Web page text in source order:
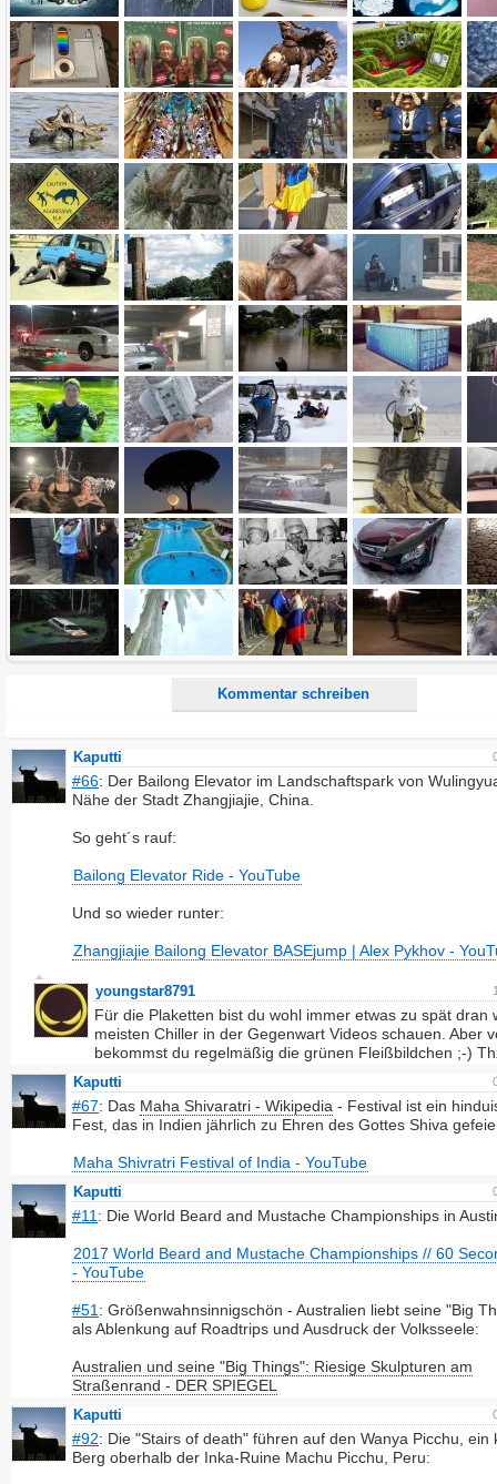
Kommentar schreiben
Name:
E-Mail-Adresse (optional):
Kommentar:
Alle HTML-Tags außer <br>, <strike> und <i> werden aus Deinem Kommentar entfernt.
URLs werden automatisch umgewandelt. Bitte verwende "www." oder "http://" in URLs
Ich möchte eine E-Mail, wenn zu meinem Kommentar Antworten erscheinen.
Ich möchte eine E-Mail, wenn auf dieser Seite weitere Kommentare erscheinen.
Kaputti
#66: Der Bailong Elevator im Landschaftspark von
Nähe der Stadt Zhangjiajie, China.
So geht´s rauf:
Bailong Elevator Ride - YouTube
Und so wieder runter:
Zhangjiajie Bailong Elevator BASEjump | Alex Pykhov -
youngstar8791
Für die Plaketten bist du wohl immer etwas zu spät dran
meisten Chiller in der Gegenwart Videos schauen. Aber
bekommst du regelmäßig die grünen Fleißbildchen ;-)
Kaputti
#67: Das Maha Shivaratri - Wikipedia - Festival ist ein
Fest, das in Indien jährlich zu Ehren des Gottes Shiva
Maha Shivratri Festival of India - YouTube
Kaputti
#11 : Die World Beard and Mustache Championships in
2017 World Beard and Mustache Championships // 60
- YouTube
#51 : Größenwahnsinnigschön - Australien liebt seine "Big
als Ablenkung auf Roadtrips und Ausdruck der Volksseele:
Australien und seine "Big Things": Riesige Skulpturen am
Straßenrand - DER SPIEGEL
Kaputti
#92: Die "Stairs of death" führen auf den Wanya Picchu, ein
Berg oberhalb der Inka-Ruine Machu Picchu, Peru: